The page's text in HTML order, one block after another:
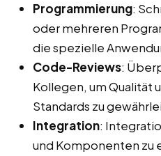
Programmierung:
oder mehreren
die spezielle
Code-Reviews:
Kollegen, um Qualität
Standards zu
Integration:
und Komponenten zu